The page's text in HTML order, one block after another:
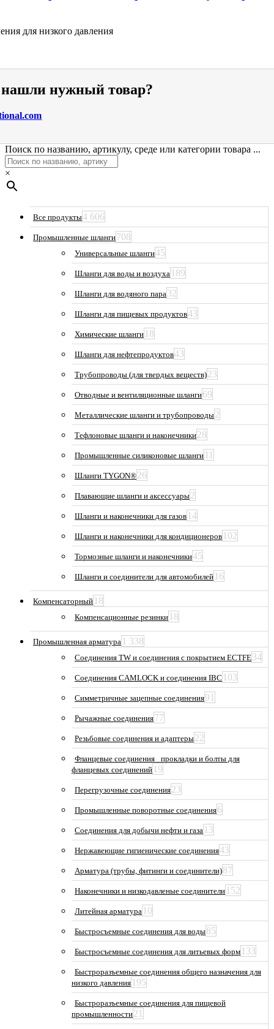
для низкого давления
нужный товар?
Поиск по названию, артикулу, среде или категории товара ...
×
Все продукты4 606
Промышленные шланги708
Универсальные шланги45
Шланги для воды и воздуха 189
Шланги для водяного пара32
Шланги для пищевых продуктов43
Химические шланги 18
Шланги для нефтепродуктов43
Трубопроводы (для твердых веществ)23
Отводные и вентиляционные шланги69
Металлические шланги и трубопроводы2
Тефлоновые шланги и наконечники28
Промышленные силиконовые шланги 11
Шланги TYGON®26
Плавающие шланги и аксессуары2
Шланги и наконечники для газов 14
Шланги и наконечники для кондиционеров 102
Тормозные шланги и наконечники45
Шланги и соединители для автомобилей 16
Компенсаторный 18
Компенсационные резинки 18
Промышленная арматура 1 338
Соединения TW и соединения с покрытием ECTFE34
Соединения CAMLOCK и соединения IBC 103
Симметричные зацепные соединения91
Рычажные соединения77
Резьбовые соединения и адаптеры22
Фланцевые соединения_ прокладки и болты для
фланцевых соединений 19
Перегрузочные соединения23
Промышленные поворотные соединения6
Соединения для добычи нефти и газа 13
Нержавеющие гигиенические соединения43
Арматура (трубы, фитинги и соединители)87
Наконечники и низкодавленые соединители 152
Литейная арматура 10
Быстросъемные соединения для воды85
Быстросъемные соединения для литьевых форм 133
Быстроразъемные соединения общего назначения для
низкого давления 195
Быстроразъемные соединения для пищевой
промышленности21